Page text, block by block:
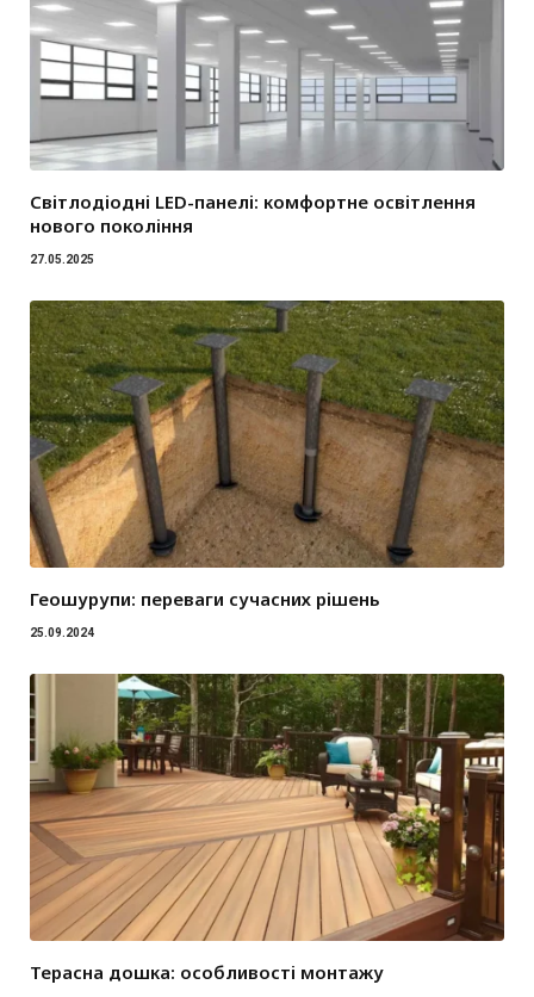
Світлодіодні LED-панелі: комфортне освітлення
нового покоління
27.05.2025
Геошурупи: переваги сучасних рішень
25.09.2024
Терасна дошка: особливості монтажу